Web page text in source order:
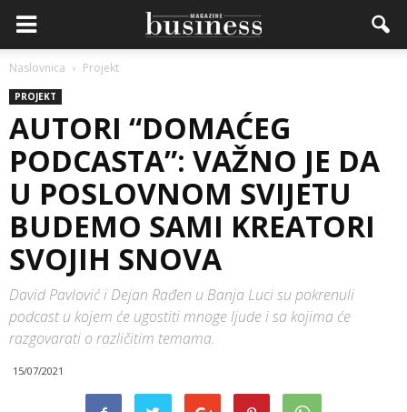
Naslovnica Projekt
PROJEKT
AUTORI “DOMAĆEG
PODCASTA”: VAŽNO JE DA
U POSLOVNOM SVIJETU
BUDEMO SAMI KREATORI
SVOJIH SNOVA
David Pavlović i Dejan Rađen u Banja Luci su pokrenuli
podcast u kojem će ugostiti mnoge ljude i sa kojima će
razgovarati o različitim temama.
15/07/2021